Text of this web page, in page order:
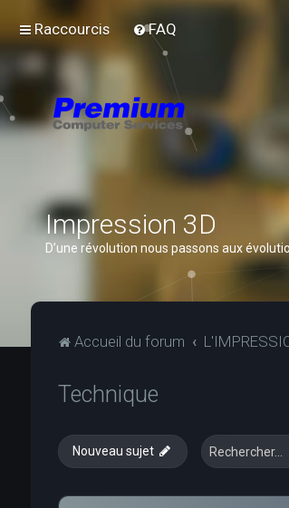
Raccourcis FAQ
Impression 3D
D’une révolution nous passons aux
Accueil du forum
Technique
Nouveau sujet